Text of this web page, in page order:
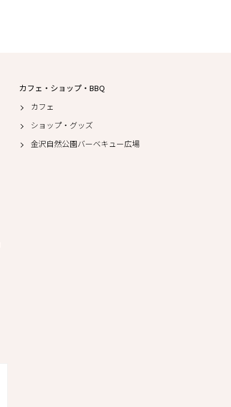
カフェ・ショップ・BBQ
カフェ
ショップ・グッズ
金沢自然公園バーベキュー広場